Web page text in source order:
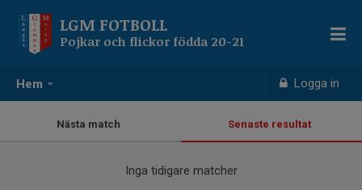
Hem Logga in
LGM FOTBOLL
Pojkar och flickor födda 20-21
Nästa match Senaste resultat
Inga tidigare matcher